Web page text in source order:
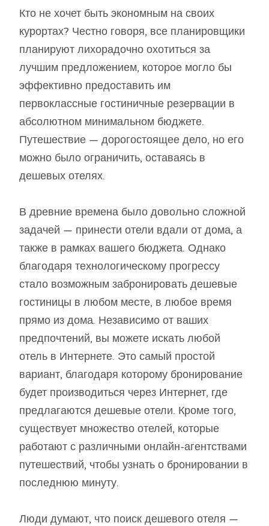
Кто не хочет быть экономным на своих
курортах? Честно говоря, все планировщики
планируют лихорадочно охотиться за
лучшим предложением, которое могло бы
эффективно предоставить им
первоклассные гостиничные резервации в
абсолютном минимальном бюджете.
Путешествие — дорогостоящее дело, но его
можно было ограничить, оставаясь в
дешевых отелях.
В древние времена было довольно сложной
задачей — принести отели вдали от дома, а
также в рамках вашего бюджета. Однако
благодаря технологическому прогрессу
стало возможным забронировать дешевые
гостиницы в любом месте, в любое время
прямо из дома. Независимо от ваших
предпочтений, вы можете искать любой
отель в Интернете. Это самый простой
вариант, благодаря которому бронирование
будет производиться через Интернет, где
предлагаются дешевые отели. Кроме того,
существует множество отелей, которые
работают с различными онлайн-агентствами
путешествий, чтобы узнать о бронировании в
последнюю минуту.
Люди думают, что поиск дешевого отеля —